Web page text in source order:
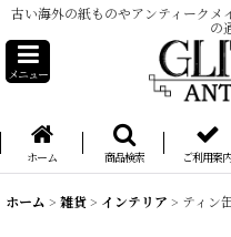
古い海外の紙ものやアンティークメ
の
メニュー
ホーム 商品検索 ご利用案
ホーム > 雑貨> インテリア > ティン